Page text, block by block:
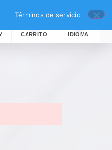
CARRITO IDIOMA
Términos de servicio